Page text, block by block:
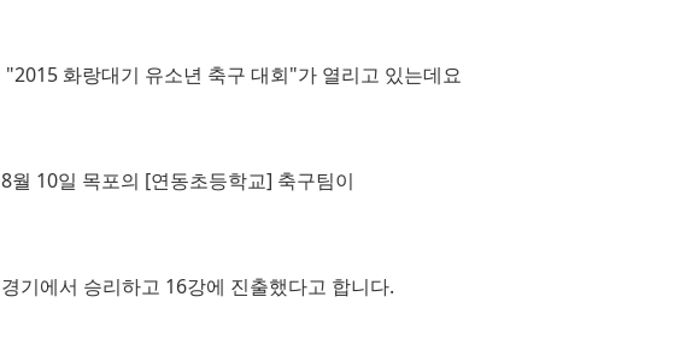
"2015 화랑대기 유소년 축구 대회"가 열리고 있는데요
8월 10일 목포의 [연동초등학교] 축구팀이
경기에서 승리하고 16강에 진출했다고 합니다.